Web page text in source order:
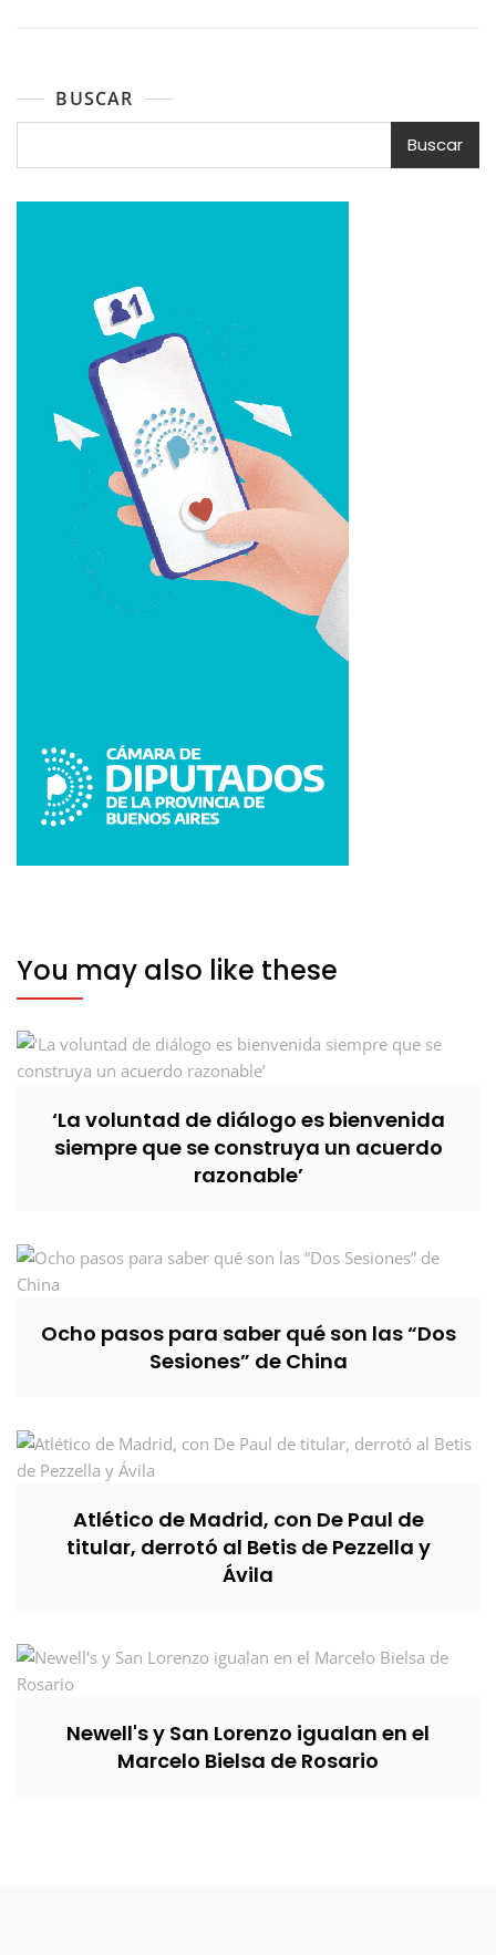
BUSCAR
Buscar
You may also like these
‘La voluntad de diálogo es bienvenida
siempre que se construya un acuerdo
razonable’
Ocho pasos para saber qué son las “Dos
Sesiones” de China
Atlético de Madrid, con De Paul de
titular, derrotó al Betis de Pezzella y
Ávila
Newell's y San Lorenzo igualan en el
Marcelo Bielsa de Rosario